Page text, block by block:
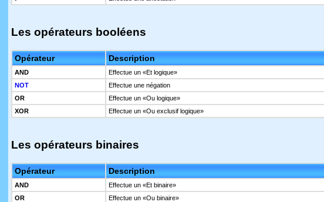
Les opérateurs booléens
Opérateur Description
AND
Effectue un «Et logique»
NOT
Effectue une négation
OR
Effectue un «Ou logique»
XOR
Effectue un «Ou exclusif logique»
Les opérateurs binaires
Opérateur Description
AND
Effectue un «Et binaire»
OR
Effectue un «Ou binaire»